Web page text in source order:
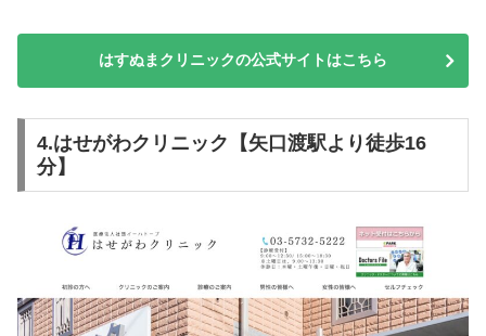
はすぬまクリニックの公式サイトはこちら
4.はせがわクリニック【矢口渡駅より徒歩16
分】